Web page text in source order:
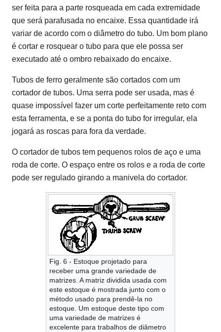
ser feita para a parte rosqueada em cada extremidade
que será parafusada no encaixe. Essa quantidade irá
variar de acordo com o diâmetro do tubo. Um bom plano
é cortar e rosquear o tubo para que ele possa ser
executado até o ombro rebaixado do encaixe.
Tubos de ferro geralmente são cortados com um
cortador de tubos. Uma serra pode ser usada, mas é
quase impossível fazer um corte perfeitamente reto com
esta ferramenta, e se a ponta do tubo for irregular, ela
jogará as roscas para fora da verdade.
O cortador de tubos tem pequenos rolos de aço e uma
roda de corte. O espaço entre os rolos e a roda de corte
pode ser regulado girando a manivela do cortador.
Fig. 6 - Estoque projetado para
receber uma grande variedade de
matrizes. A matriz dividida usada com
este estoque é mostrada junto com o
método usado para prendê-la no
estoque. Um estoque deste tipo com
uma variedade de matrizes é
excelente para trabalhos de diâmetro